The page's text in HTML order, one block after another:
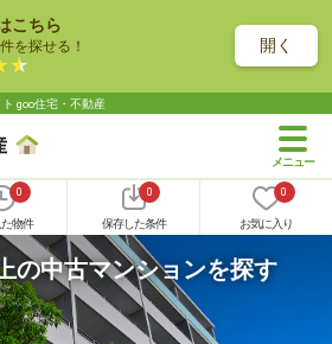
こちら
を探せる！ 開く
goo住宅・不動産
0
物件
0
保存した条件
0
お気に入り
の中古マンションを探す